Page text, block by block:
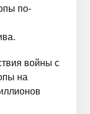
по-
войны с
на